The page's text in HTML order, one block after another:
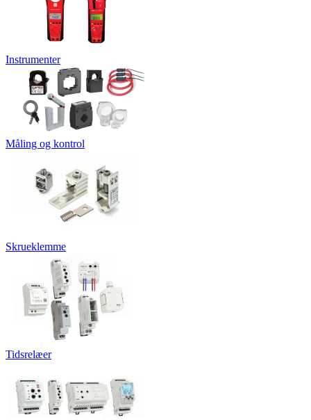
Instrumenter
Måling og kontrol
Skrueklemme
Tidsrelæer